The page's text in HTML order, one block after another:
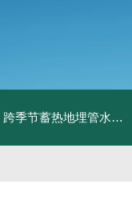
跨季节蓄热地埋管水池湖面储热技术研究对比